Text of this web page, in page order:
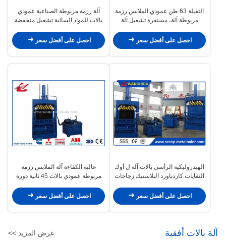
الثقيلة 63 طن عمودي الملابس رزمة
مربوطة آلة، مستقرة تشغيل آلة
احصل على أفضل سعر
آلة رزمة مربوطة الصناعية عمودي
بالات للمواد السائبة تشغيل منخفضة
احصل على أفضل سعر
الهيدروليكية الرأسي بالات آلة ل أوك
النفايات كاردباورد البلاستيك زجاجات
احصل على أفضل سعر
عالية الكفاءة آلة الملابس رزمة
مربوطة عمودي بالات 45 ثانية دورة
احصل على أفضل سعر
آلة بالات أفقية عرض المزيد >>